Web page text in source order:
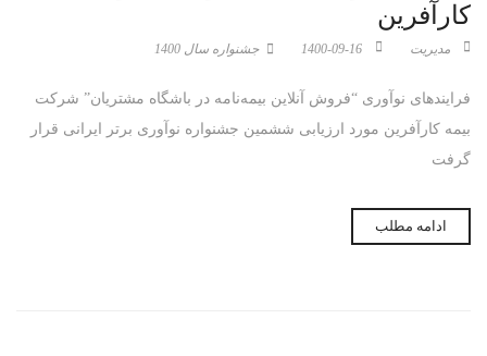
کارآفرین
مدیریت جشنواره سال 1400
فرایندهای نوآوری “فروش آنلاین بیمه‌نامه در باشگاه مشتریان” شرکت
بیمه کارآفرین مورد ارزیابی ششمین جشنواره نوآوری برتر ایرانی قرار
گرفت
ادامه مطلب